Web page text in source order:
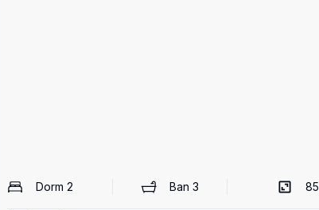
Dorm 2 Ban 3 85